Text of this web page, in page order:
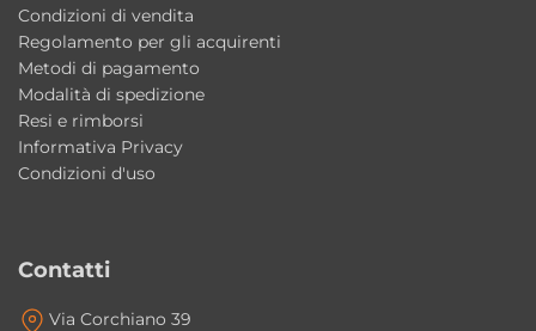
Condizioni di vendita
Regolamento per gli acquirenti
Metodi di pagamento
Modalità di spedizione
Resi e rimborsi
Informativa Privacy
Condizioni d'uso
Contatti
Via Corchiano 39